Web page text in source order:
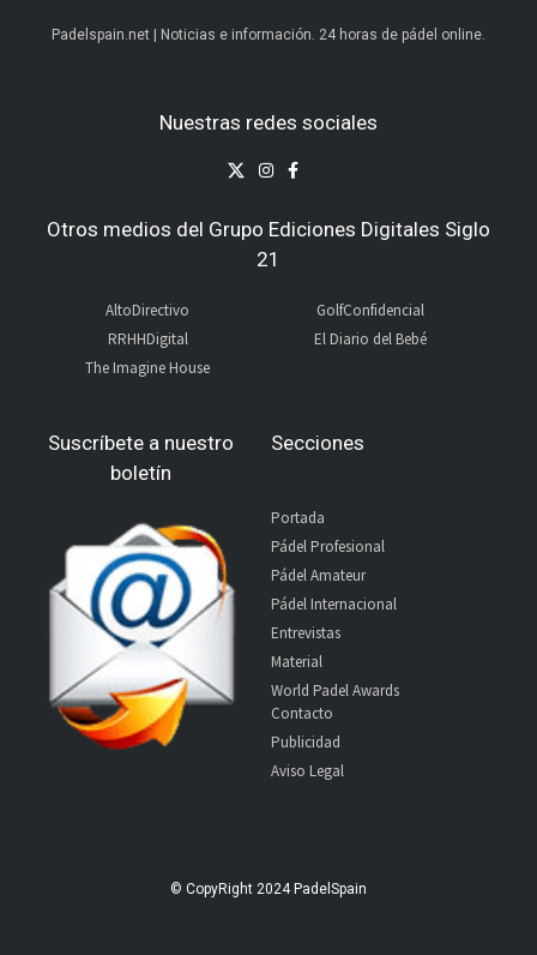
Padelspain.net | Noticias e información. 24 horas de pádel online.
Nuestras redes sociales
Otros medios del Grupo Ediciones Digitales Siglo
21
AltoDirectivo
RRHHDigital
The Imagine House
GolfConfidencial
El Diario del Bebé
Suscríbete a nuestro
boletín
Secciones
Portada
Pádel Profesional
Pádel Amateur
Pádel Internacional
Entrevistas
Material
World Padel Awards
Contacto
Publicidad
Aviso Legal
© CopyRight 2024 PadelSpain